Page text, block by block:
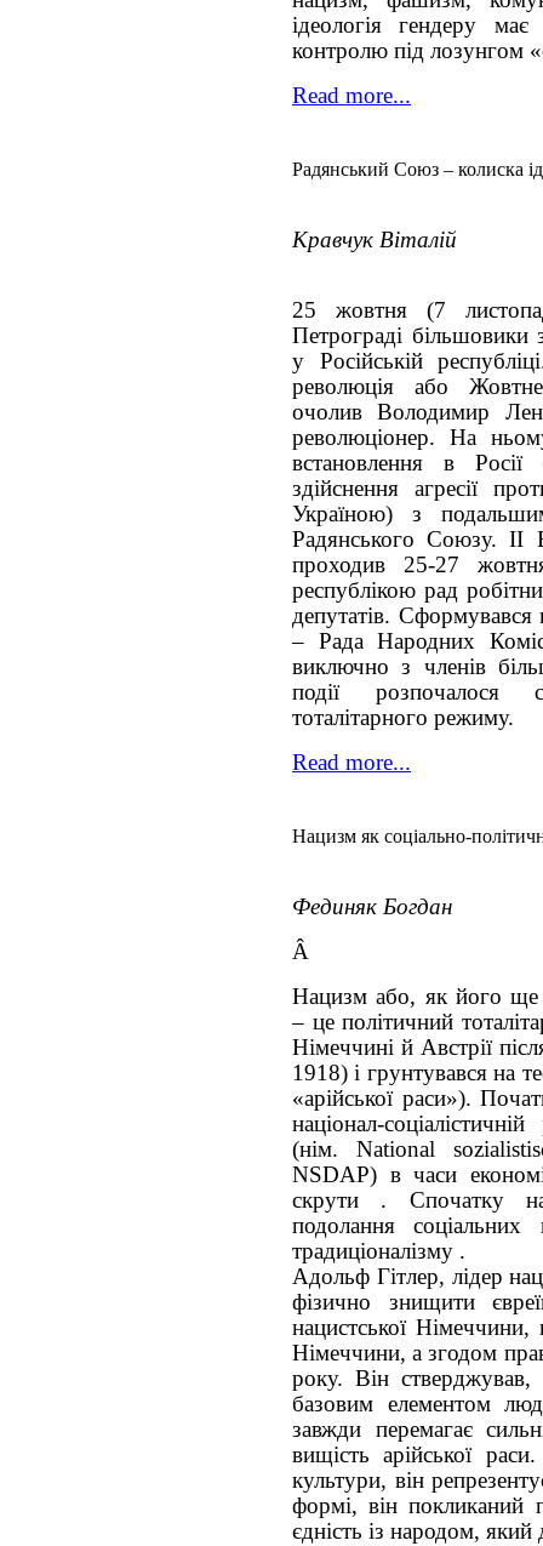
ідеологія гендеру
контролю під лозунгом
Read more...
Радянський Союз – колиска
Кравчук Віталій
25 жовтня (7
Петрограді більшовики
у Російській
революція або
очолив Володимир
революціонер. На
встановлення в Росії
здійснення агресії
Україною) з
Радянського Союзу. ІІ
проходив 25-27
республікою рад
депутатів.
– Рада Народних
виключно з членів
події розпочалося
тоталітарного режиму.
Read more...
Нацизм як соціально-
Фединяк Богдан
Â
Нацизм або, як його ще
– це політичний
Німеччині й Австрії
1918) і грунтувався на
«арійської раси»).
націонал-
(нім. National
NSDAP) в часи
скрути . Спочатку
подолання соціальних
традиціоналізму .
Адольф Гітлер, лідер
фізично знищити
нацистської
Німеччини, а згодом
року. Він
базовим елементом
завжди перемагає
вищість арійської
культури, він
формі, він покликаний
єдність із народом,